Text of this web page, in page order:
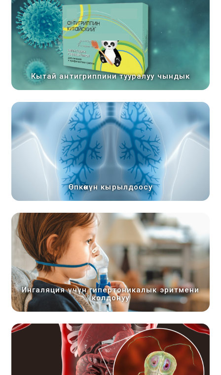
Кытай антигриппини тууралуу чындык
Өпкөнүн кырылдоосу
Ингаляция үчүн гипертоникалык эритмени
колдонуу